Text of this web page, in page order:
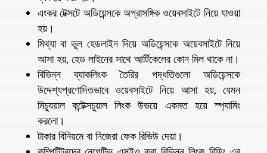
এংকর টেক্সটে অডিয়েন্সকে অপ্রাসঙ্গিক ওয়েবসাইটে নিয়ে যাওয়া
হয়।
মিথ্যা বা ভুল হেডলাইন দিয়ে অডিয়েন্সকে অয়েবসাইটে নিয়ে
আসা হয়, হেড লাইনের সাথে আর্টিকেলের কোন মিল থাকে না।
বিভিন্ন ব্যাকলিংক তৈরির পদ্ধতিগুলো অডিয়েন্সকে
উদ্দেশ্যপ্রণোদিতভাবে ওয়েবসাইটে নিয়ে আসা হয়, যেমন
মিচ্যুয়াল কন্টেক্সচুয়াল লিংক উভয়ে একমত হয়ে স্প্যামিং
করলো।
টাকার বিনিয়মে বা নিজেরা ফেক রিভিউ দেয়া।